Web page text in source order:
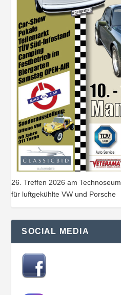
26. Treffen 2026 am Technoseum
für luftgekühlte VW und Porsche
SOCIAL MEDIA